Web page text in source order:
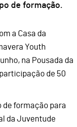
de formação.
a Casa da
Youth
na Pousada da
de 50
de formação para
da Juventude